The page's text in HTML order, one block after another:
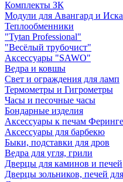
Комплекты ЗК
Модули для Авангард и
Теплообменники
"Tytan Professional"
"Весёлый трубочист"
Аксессуары "SAWO"
Ведра и ковшы
Свет и ограждения для ламп
Термометры и Гигрометры
Часы и песочные часы
Бондарные изделия
Аксессуары к печам
Аксессуары для барбекю
Быки, подставки для дров
Ведра для угля, грили
Дверцы для каминов и печей
Дверцы зольников, печей